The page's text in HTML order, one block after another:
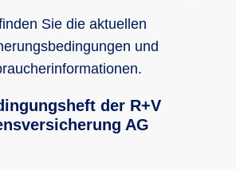
Sie die aktuellen
und
der R+V
AG